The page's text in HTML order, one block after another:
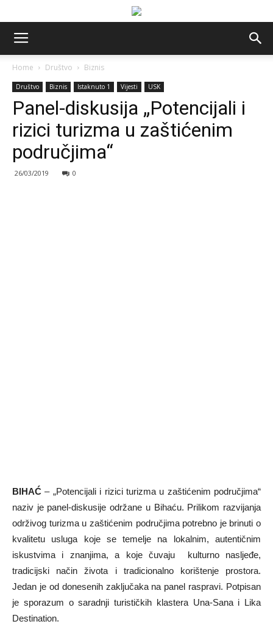
Home Društvo Biznis
Društvo Biznis Istaknuto 1 Vijesti USK
Panel-diskusija „Potencijali i
rizici turizma u zaštićenim
područjima“
26/03/2019 0
BIHAĆ – „Potencijali i rizici turizma u zaštićenim područjima“
naziv je panel-diskusije održane u Bihaću. Prilikom razvijanja
održivog turizma u zaštićenim područjima potrebno je brinuti o
kvalitetu usluga koje se temelje na lokalnim, autentičnim
iskustvima i znanjima, a koje čuvaju kulturno nasljeđe,
tradicijski način života i tradicionalno korištenje prostora.
Jedan je od donesenih zaključaka na panel raspravi. Potpisan
je sporazum o saradnji turističkih klastera Una-Sana i Lika
Destination.